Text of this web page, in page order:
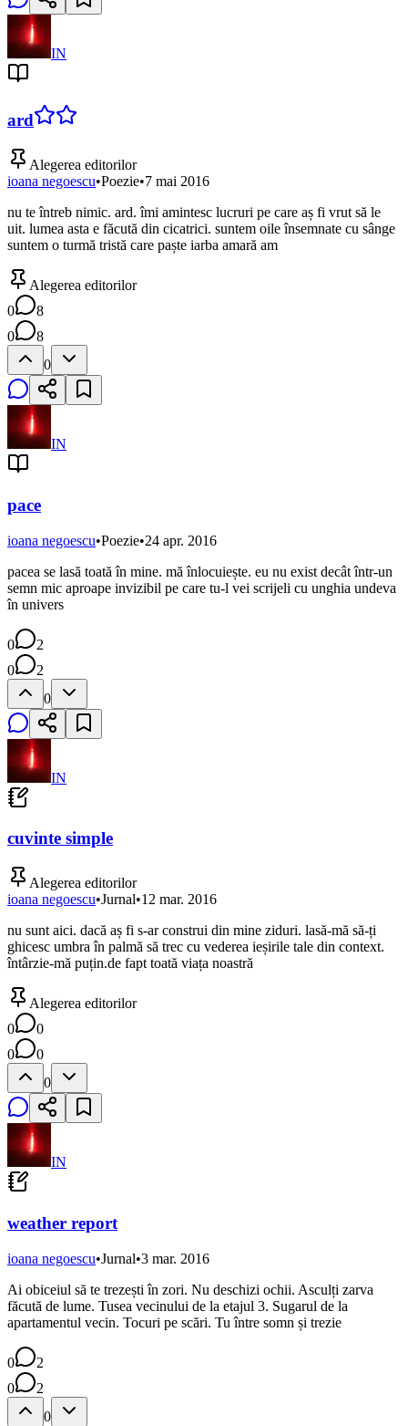
IN
ard
Alegerea editorilor
ioana negoescu•Poezie•7 mai 2016
nu te întreb nimic. ard. îmi amintesc lucruri pe care aș fi vrut să le
uit. lumea asta e făcută din cicatrici. suntem oile însemnate cu sânge
suntem o turmă tristă care paște iarba amară am
Alegerea editorilor
0
8
0
8
0
IN
pace
ioana negoescu•Poezie•24 apr. 2016
pacea se lasă toată în mine. mă înlocuiește. eu nu exist decât într-un
semn mic aproape invizibil pe care tu-l vei scrijeli cu unghia undeva
în univers
0
2
0
2
0
IN
cuvinte simple
Alegerea editorilor
ioana negoescu•Jurnal•12 mar. 2016
nu sunt aici. dacă aș fi s-ar construi din mine ziduri. lasă-mă să-ți
ghicesc umbra în palmă să trec cu vederea ieșirile tale din context.
întârzie-mă puțin.de fapt toată viața noastră
Alegerea editorilor
0
0
0
0
0
IN
weather report
ioana negoescu•Jurnal•3 mar. 2016
Ai obiceiul să te trezești în zori. Nu deschizi ochii. Asculți zarva
făcută de lume. Tusea vecinului de la etajul 3. Sugarul de la
apartamentul vecin. Tocuri pe scări. Tu între somn și trezie
0
2
0
2
0